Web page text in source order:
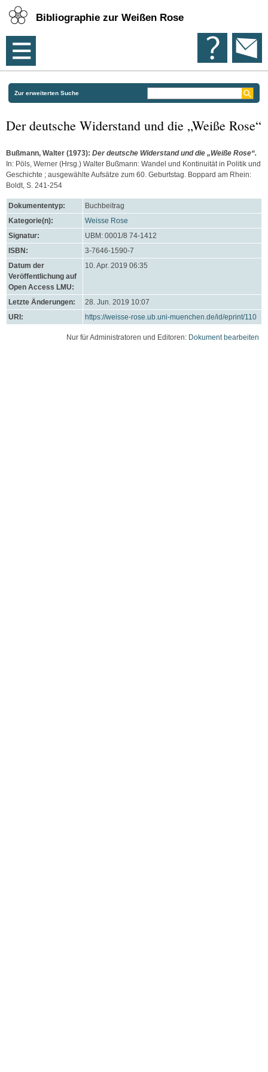
Bibliographie zur Weißen Rose
Zur erweiterten Suche
Der deutsche Widerstand und die „Weiße Rose“
Bußmann, Walter (1973): Der deutsche Widerstand und die „Weiße Rose“.
In: Pöls, Werner (Hrsg.) Walter Bußmann: Wandel und Kontinuität in Politik und
Geschichte ; ausgewählte Aufsätze zum 60. Geburtstag. Boppard am Rhein:
Boldt, S. 241-254
Dokumententyp:
Buchbeitrag
Kategorie(n):
Weisse Rose
Signatur:
UBM: 0001/8 74-1412
ISBN:
3-7646-1590-7
Datum der
Veröffentlichung auf
Open Access LMU:
10. Apr. 2019 06:35
Letzte Änderungen:
28. Jun. 2019 10:07
URI:
https://weisse-rose.ub.uni-muenchen.de/id/eprint/110
Nur für Administratoren und Editoren: Dokument bearbeiten